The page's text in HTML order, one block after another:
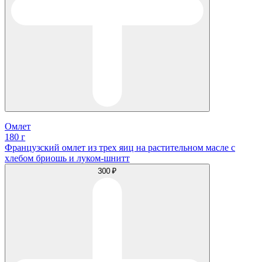
Омлет
180 г
Французский омлет из трех яиц на растительном масле с
хлебом бриошь и луком-шнитт
300 ₽